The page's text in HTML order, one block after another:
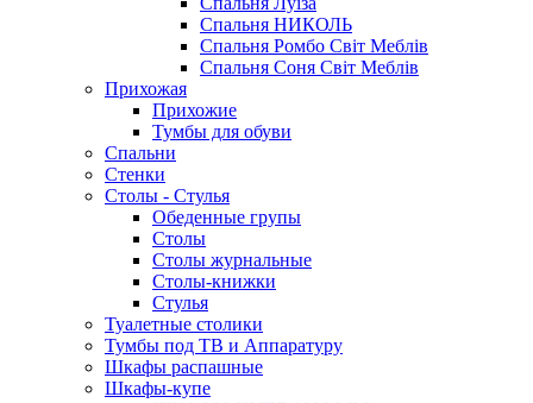
Спальня НИКОЛЬ
Спальня Ромбо Світ Меблів
Спальня Соня Світ Меблів
Прихожая
Прихожие
Тумбы для обуви
Спальни
Стенки
Столы - Стулья
Обеденные групы
Столы
Столы журнальные
Столы-книжки
Стулья
Туалетные столики
Тумбы под ТВ и Аппаратуру
Шкафы распашные
Шкафы-купе